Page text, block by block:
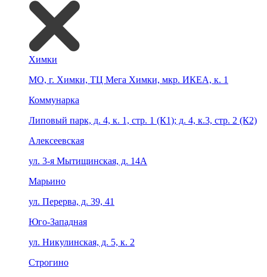
Химки
МО, г. Химки, ТЦ Мега Химки, мкр. ИКЕА, к. 1
Коммунарка
Липовый парк, д. 4, к. 1, стр. 1 (К1); д. 4, к.3, стр. 2 (К2)
Алексеевская
ул. 3-я Мытищинская, д. 14А
Марьино
ул. Перерва, д. 39, 41
Юго-Западная
ул. Никулинская, д. 5, к. 2
Строгино